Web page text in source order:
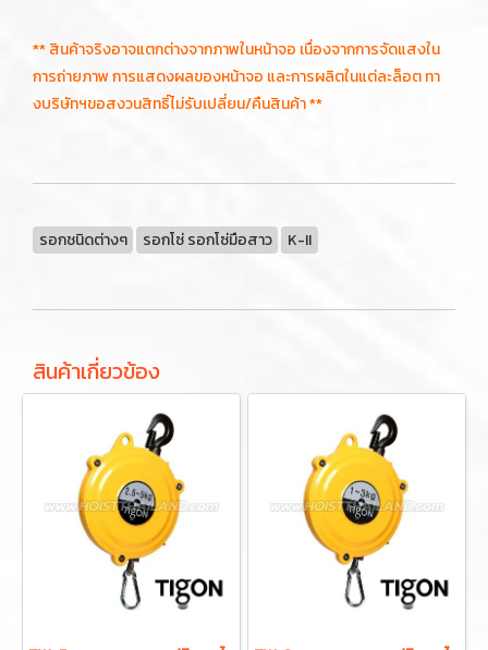
** สินค้าจริงอาจแตกต่างจากภาพในหน้าจอ เนื่องจากการจัดแสงใน
การถ่ายภาพ การแสดงผลของหน้าจอ และการผลิตในแต่ละล็อต ทา
งบริษัทฯขอสงวนสิทธิ์ไม่รับเปลี่ยน/คืนสินค้า **
รอกชนิดต่างๆ รอกโซ่ รอกโซ่มือสาว K-II
สินค้าเกี่ยวข้อง